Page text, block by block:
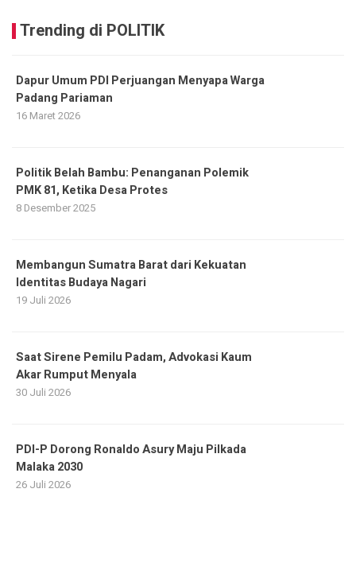
Trending di POLITIK
Dapur Umum PDI Perjuangan Menyapa Warga
Padang Pariaman
16 Maret 2026
Politik Belah Bambu: Penanganan Polemik
PMK 81, Ketika Desa Protes
8 Desember 2025
Membangun Sumatra Barat dari Kekuatan
Identitas Budaya Nagari
19 Juli 2026
Saat Sirene Pemilu Padam, Advokasi Kaum
Akar Rumput Menyala
30 Juli 2026
PDI-P Dorong Ronaldo Asury Maju Pilkada
Malaka 2030
26 Juli 2026